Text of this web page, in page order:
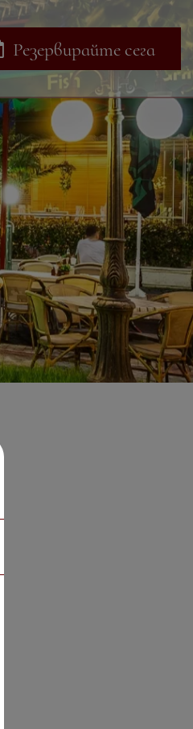
Резервирайте сега